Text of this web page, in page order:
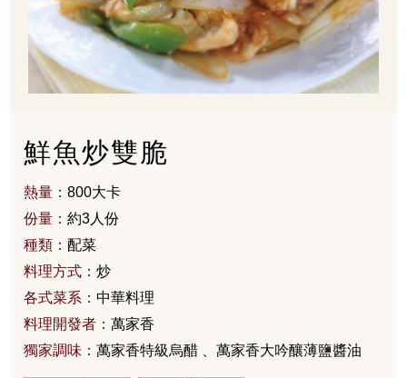
鮮魚炒雙脆
熱量：800大卡
份量：約3人份
種類：配菜
料理方式：炒
各式菜系：中華料理
料理開發者：萬家香
獨家調味：萬家香特級烏醋 、萬家香大吟釀薄鹽醬油